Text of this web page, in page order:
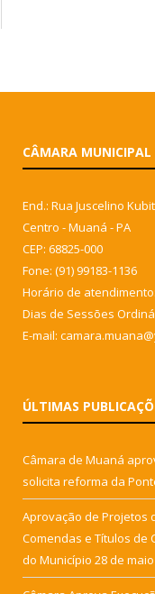
CÂMARA
End.: Rua Juscelino
Centro - Muaná - PA
CEP: 68825-000
Fone: (91) 99183-1136
Horário de
Dias de Sessões
E-mail:
ÚLTIMAS
Câmara de Muaná
solicita reforma da
Aprovação de Projetos
Comendas e Títulos
do Município 28 de